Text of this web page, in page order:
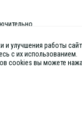
Статьи 437 (2) ГК
и улучшения работы
с их использованием.
cookies вы можете